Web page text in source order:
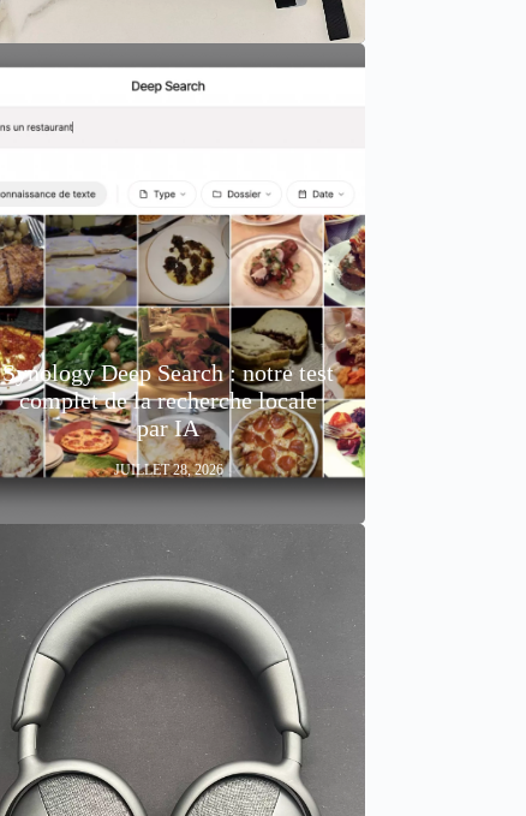
Synology Deep Search : notre test
complet de la recherche locale
par IA
JUILLET 28, 2026